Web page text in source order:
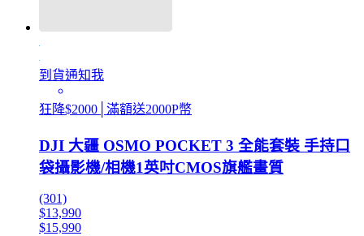
到貨通知我
狂降$2000│滿額送2000P幣
DJI 大疆 OSMO POCKET 3 全能套裝 手持口
袋攝影機/相機1英吋CMOS旗艦畫質
(301)
$13,990
$15,990